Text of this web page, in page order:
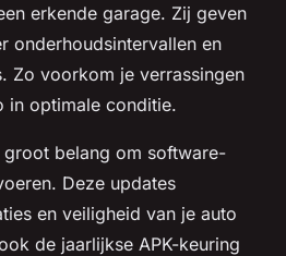
erkende garage. Zij geven
onderhoudsintervallen en
Zo voorkom je verrassingen
in optimale conditie.
groot belang om software-
Deze updates
en veiligheid van je auto
de jaarlijkse APK-keuring